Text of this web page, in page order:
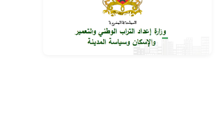
وزارة إعداد التراب الوطني تطلق قافلة التعمير
والإسكان في خدمة مغاربة العالم